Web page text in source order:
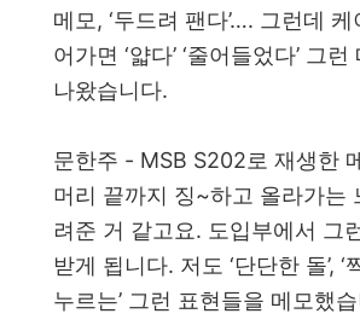
메모, ‘두드려 팬다’…. 그런데
어가면 ‘얇다’ ‘줄어들었다’ 그
나왔습니다.
문한주 - MSB S202로 재생한
머리 끝까지 징~하고 올라가는
려준 거 같고요. 도입부에서 그
받게 됩니다. 저도 ‘단단한 돌’, ‘
누르는’ 그런 표현들을 메모했